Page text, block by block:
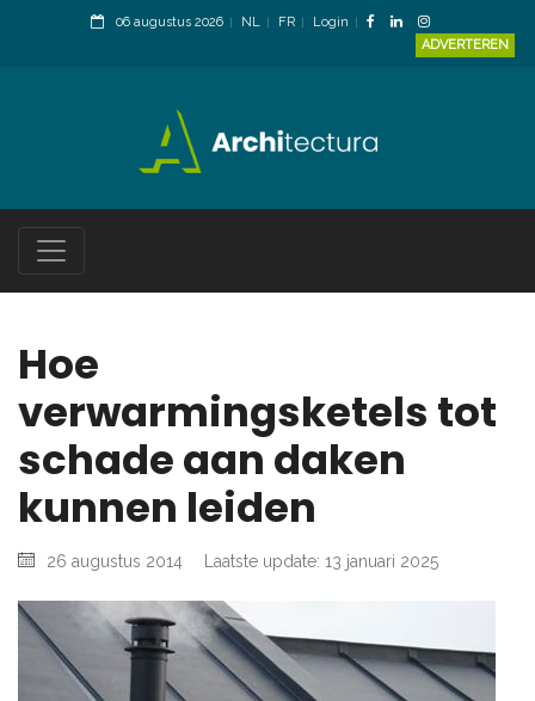
06 augustus 2026 NL FR
Login
ADVERTEREN
Hoe
verwarmingsketels tot
schade aan daken
kunnen leiden
26 augustus 2014 Laatste update: 13 januari 2025